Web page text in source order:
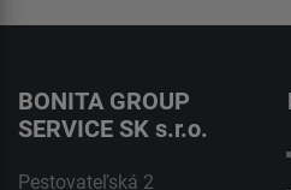
BONITA GROUP
SERVICE SK s.r.o.
Pestovateľská 2